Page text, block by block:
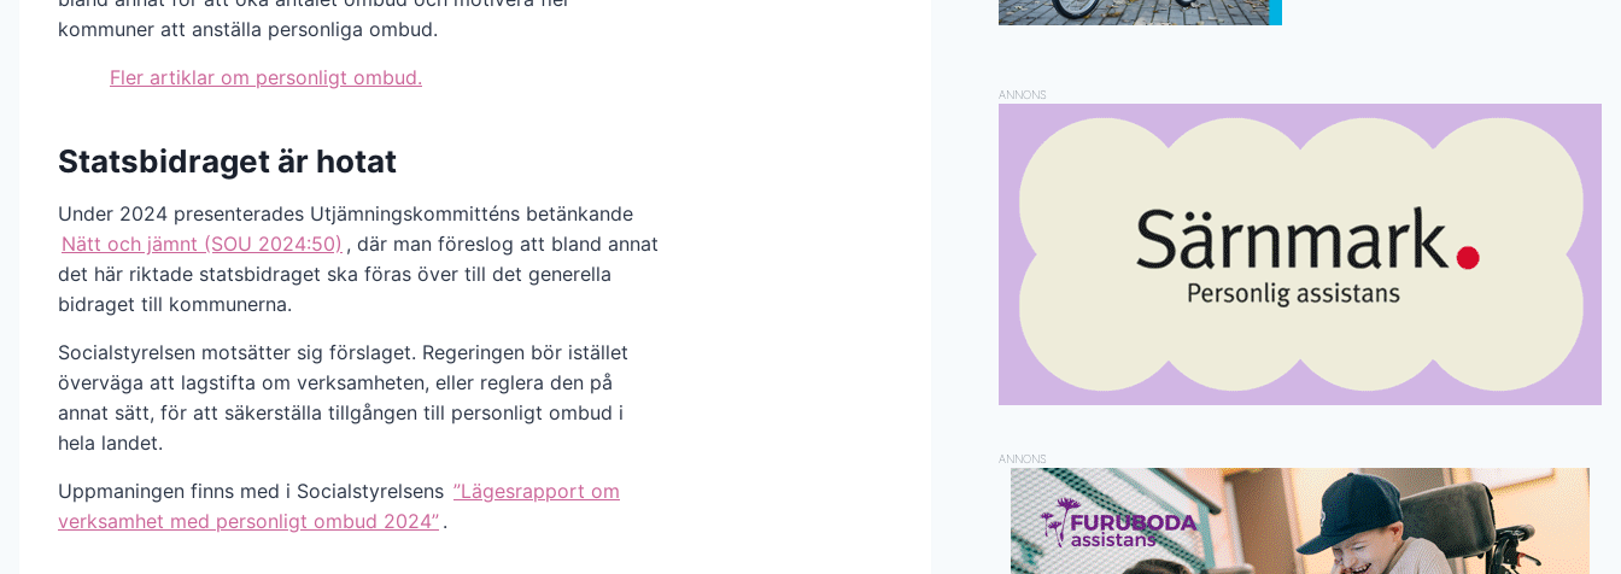
kommuner att anställa personliga ombud.
Fler artiklar om personligt ombud.
Statsbidraget är hotat
Under 2024 presenterades Utjämningskommitténs betänkande
Nätt och jämnt (SOU 2024:50) , där man föreslog att bland annat
det här riktade statsbidraget ska föras över till det generella
bidraget till kommunerna.
Socialstyrelsen motsätter sig förslaget. Regeringen bör istället
överväga att lagstifta om verksamheten, eller reglera den på
annat sätt, för att säkerställa tillgången till personligt ombud i
hela landet.
Uppmaningen finns med i Socialstyrelsens ”Lägesrapport om
verksamhet med personligt ombud 2024” .
ANNONS
ANNONS